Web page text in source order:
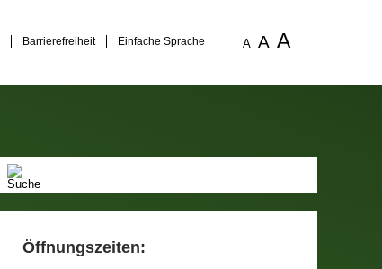
Barrierefreiheit Einfache Sprache A A A
Öffnungszeiten: